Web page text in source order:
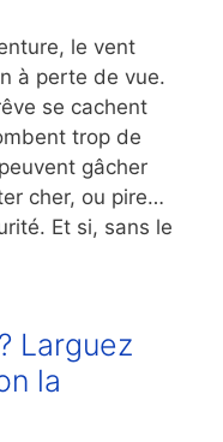
le vent
à perte de vue.
se cachent
trop de
gâcher
cher, ou pire…
Et si, sans le
Larguez
la